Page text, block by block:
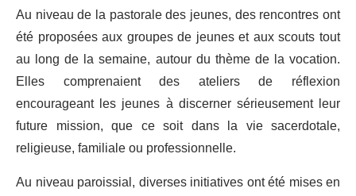
Au niveau de la pastorale des jeunes, des rencontres ont
été proposées aux groupes de jeunes et aux scouts tout
au long de la semaine, autour du thème de la vocation.
Elles comprenaient des ateliers de réflexion
encourageant les jeunes à discerner sérieusement leur
future mission, que ce soit dans la vie sacerdotale,
religieuse, familiale ou professionnelle.
Au niveau paroissial, diverses initiatives ont été mises en